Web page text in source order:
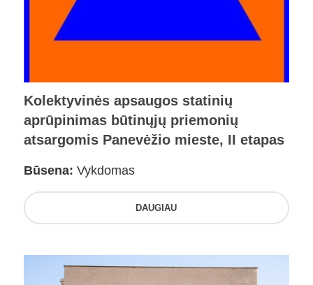
Kolektyvinės apsaugos statinių
aprūpinimas būtinųjų priemonių
atsargomis Panevėžio mieste, II etapas
Būsena: Vykdomas
DAUGIAU